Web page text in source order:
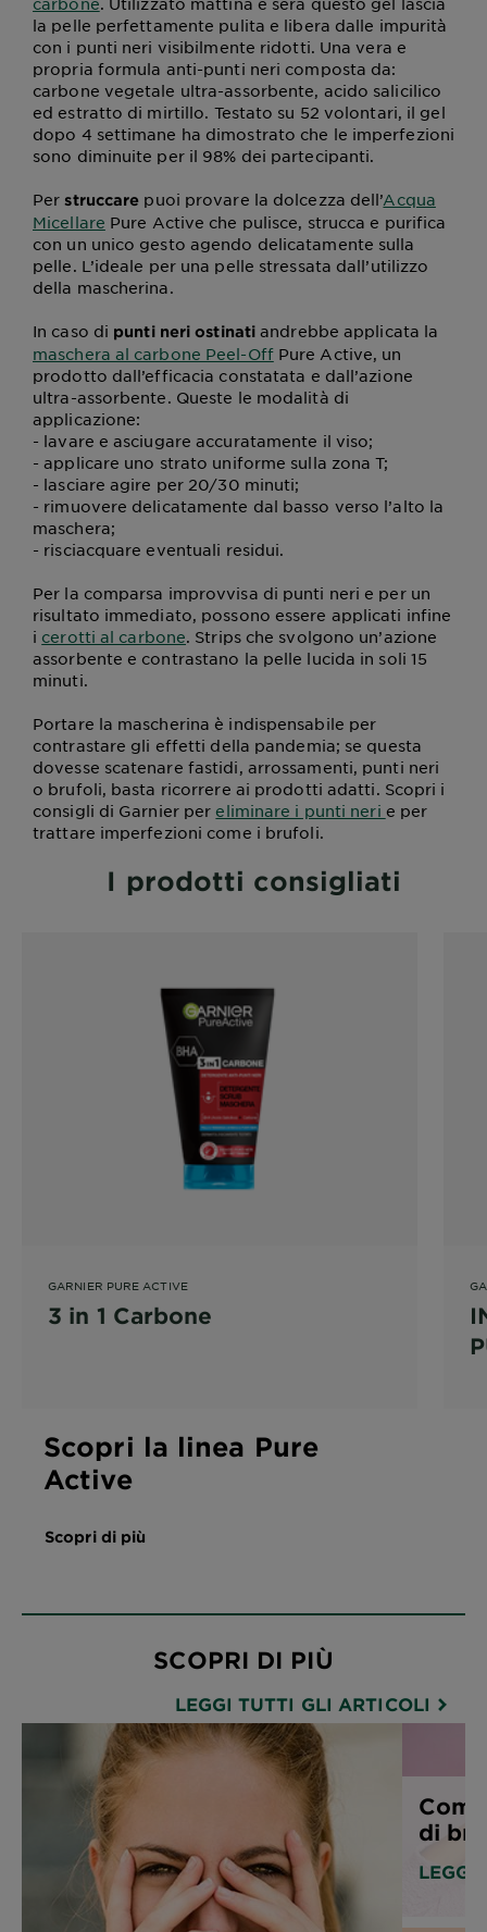
la pelle perfettamente pulita e libera dalle impurità
con i punti neri visibilmente ridotti. Una vera e
propria formula anti-punti neri composta da:
carbone vegetale ultra-assorbente, acido salicilico
ed estratto di mirtillo. Testato su 52 volontari, il gel
dopo 4 settimane ha dimostrato che le imperfezioni
sono diminuite per il 98% dei partecipanti.
Perstruccare puoi provare la dolcezza dell’Acqua
Micellare Pure Active che pulisce, strucca e purifica
con un unico gesto agendo delicatamente sulla
pelle. L’ideale per una pelle stressata dall’utilizzo
della mascherina.
In caso di punti neri ostinati andrebbe applicata la
maschera al carbone Peel-OffPure Active, un
prodotto dall’efficacia constatata e dall’azione
ultra-assorbente. Queste le modalità di
applicazione:
- lavare e asciugare accuratamente il viso;
- applicare uno strato uniforme sulla zona T;
- lasciare agire per 20/30 minuti;
- rimuovere delicatamente dal basso verso l’alto la
maschera;
- risciacquare eventuali residui.
Per la comparsa improvvisa di punti neri e per un
risultato immediato, possono essere applicati infine
i cerotti al carbone. Strips che svolgono un’azione
assorbente e contrastano la pelle lucida in soli 15
minuti.
Portare la mascherina è indispensabile per
contrastare gli effetti della pandemia; se questa
dovesse scatenare fastidi, arrossamenti, punti neri
o brufoli, basta ricorrere ai prodotti adatti. Scopri i
consigli di Garnier per eliminare i punti neri e per
trattare imperfezioni come i brufoli.
I prodotti consigliati
GARNIER PURE ACTIVE
3 in 1 Carbone
Scopri la linea Pure
Active
Scopri di più
SCOPRI DI PIÙ
LEGGI TUTTI GLI ARTICOLI
di
LEGGI